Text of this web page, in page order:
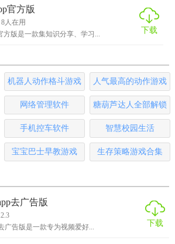
间线形式展示笔记记录，方便回顾和整
视化技术展示信息间的关联，帮助用户
。
专业模板，如项目管理、日程规划、健
册账号并登录，以便享受完整的云服
通过新建笔记功能或导入外部文件（如
记录信息。
官方版
8人在用
方版是一款集知识分享、学习...
下载
机器人动作格斗游戏
大全
人气最高的动作游戏
排行榜
网络管理软件
糖葫芦达人全部解锁
版
手机控车软件 智慧校园生活
宝宝巴士早教游戏 生存策略游戏合集
去广告版
广告版是一款专为视频爱好...
下载